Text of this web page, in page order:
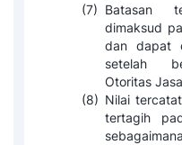
(7) Batasan
dimaksud
dan dapat
setelah
Otoritas
(8) Nilai
tertagih